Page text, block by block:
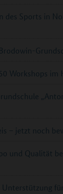
des Sports in
Workshops im
– jetzt noch
und Qualität